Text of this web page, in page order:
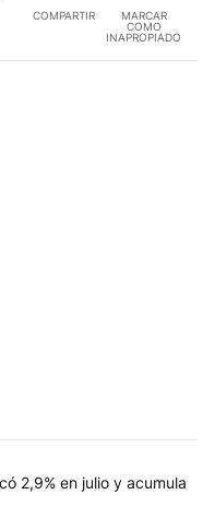
COMPARTIR
MARCAR
COMO
INAPROPIADO
más comentarios en los
inflación en CABA
2,9% en julio y acumula